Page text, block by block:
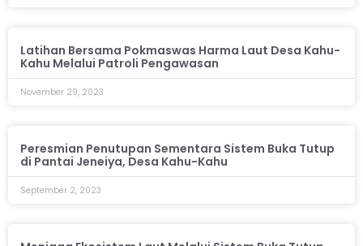
Latihan Bersama Pokmaswas Harma Laut Desa Kahu-
Kahu Melalui Patroli Pengawasan
November 29, 2023
Peresmian Penutupan Sementara Sistem Buka Tutup
di Pantai Jeneiya, Desa Kahu-Kahu
September 2, 2023